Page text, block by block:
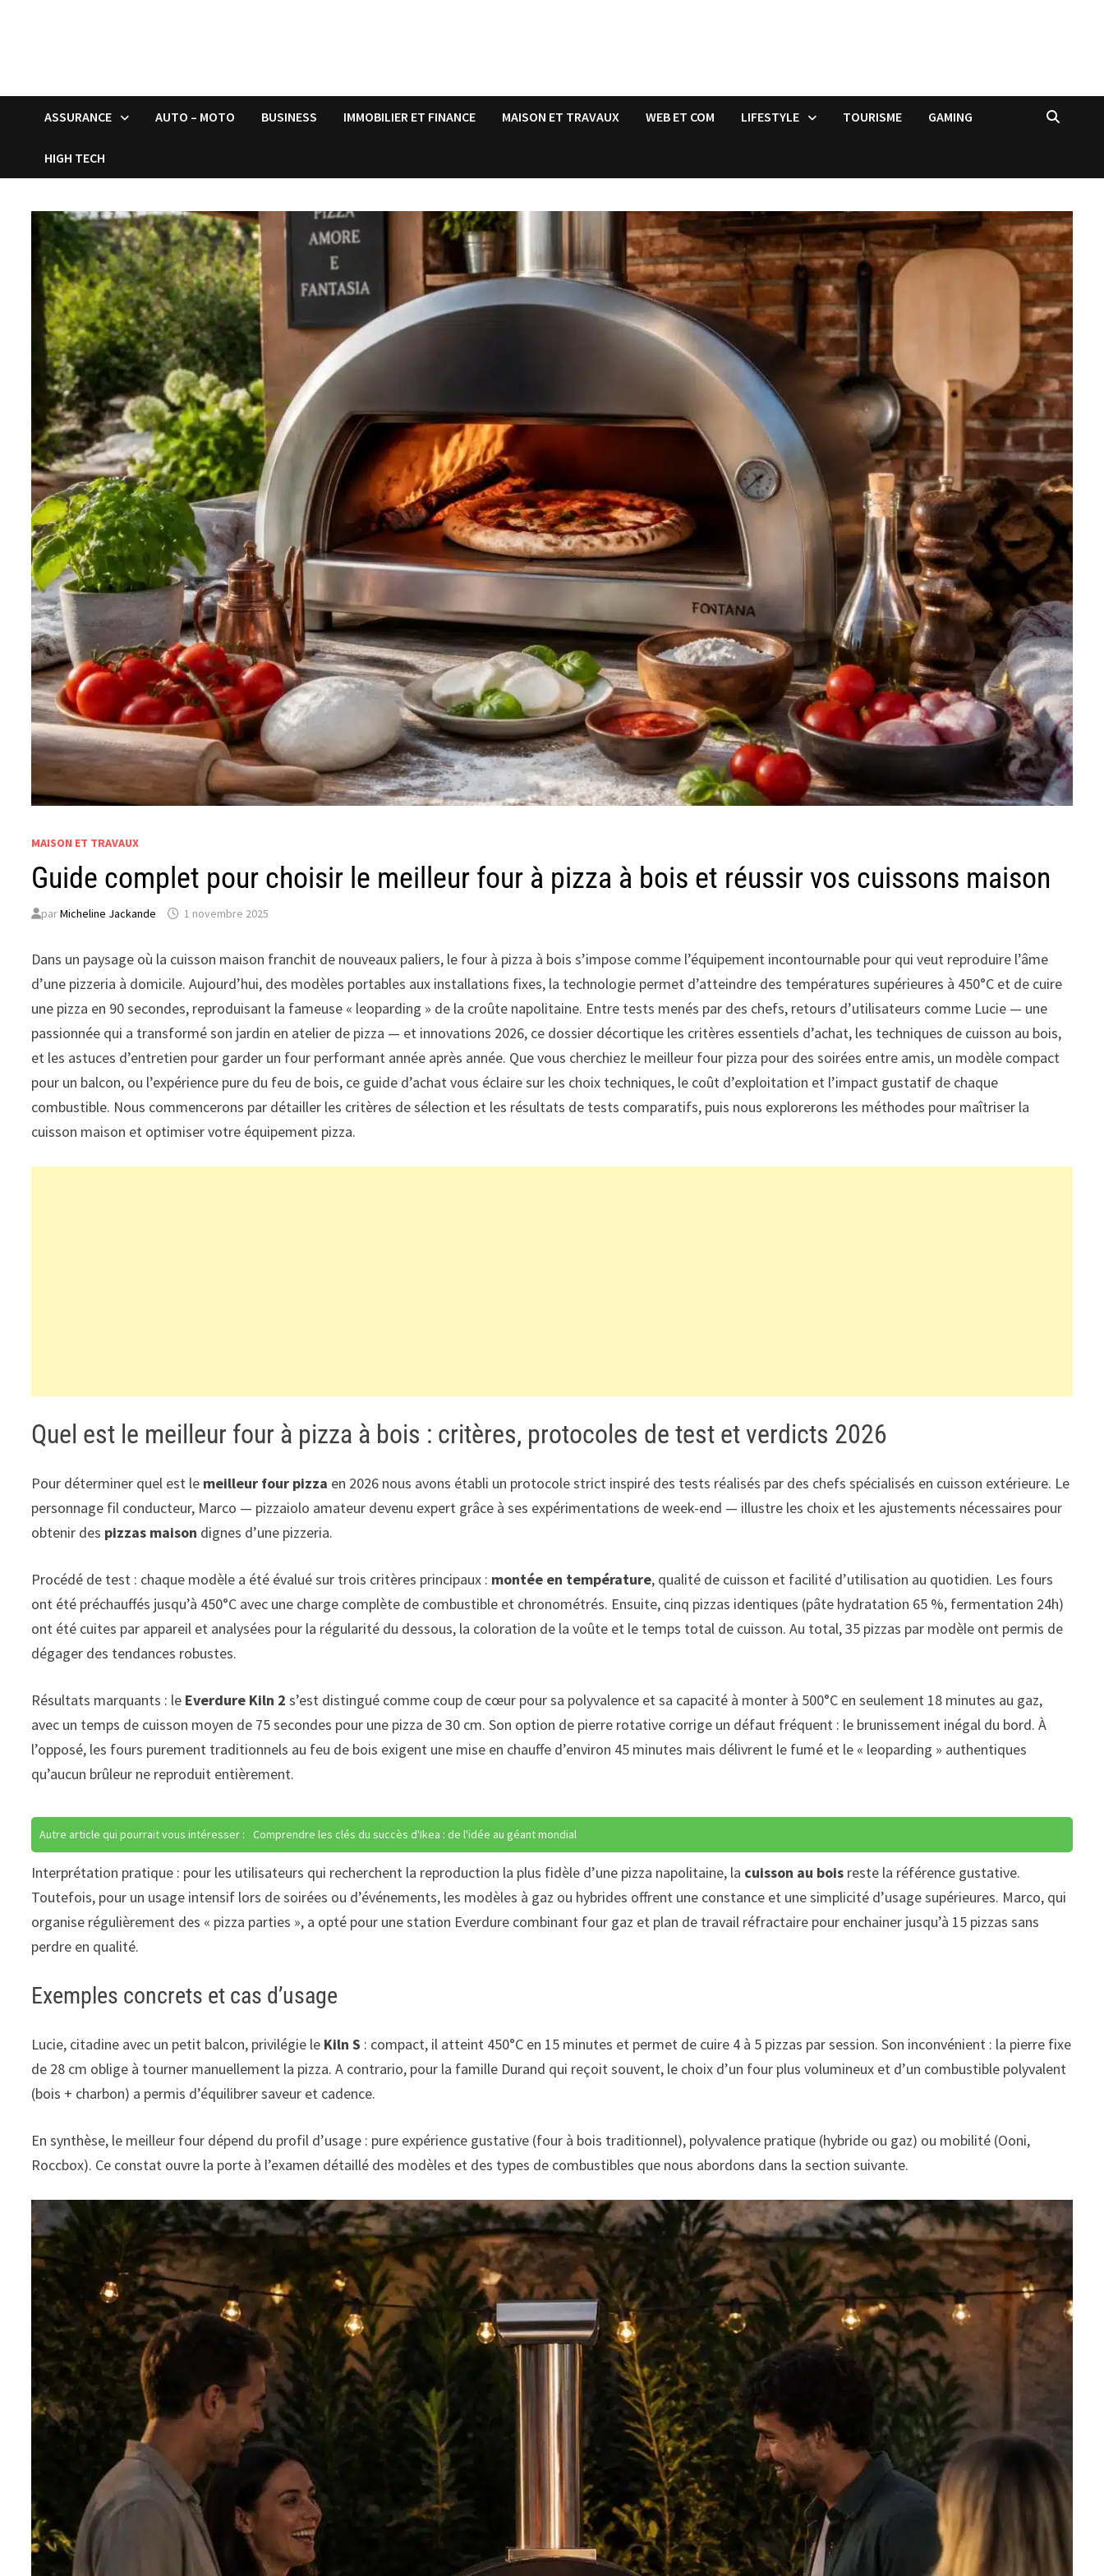
ASSURANCE AUTO – MOTO BUSINESS IMMOBILIER ET FINANCE MAISON ET TRAVAUX WEB ET COM LIFESTYLE TOURISME GAMING
HIGH TECH
MAISON ET TRAVAUX
Guide complet pour choisir le meilleur four à pizza à bois et réussir vos cuissons maison
parMicheline Jackande 1 novembre 2025
Dans un paysage où la cuisson maison franchit de nouveaux paliers, le four à pizza à bois s’impose comme l’équipement incontournable pour qui veut reproduire l’âme
d’une pizzeria à domicile. Aujourd’hui, des modèles portables aux installations fixes, la technologie permet d’atteindre des températures supérieures à 450°C et de cuire
une pizza en 90 secondes, reproduisant la fameuse « leoparding » de la croûte napolitaine. Entre tests menés par des chefs, retours d’utilisateurs comme Lucie — une
passionnée qui a transformé son jardin en atelier de pizza — et innovations 2026, ce dossier décortique les critères essentiels d’achat, les techniques de cuisson au bois,
et les astuces d’entretien pour garder un four performant année après année. Que vous cherchiez le meilleur four pizza pour des soirées entre amis, un modèle compact
pour un balcon, ou l’expérience pure du feu de bois, ce guide d’achat vous éclaire sur les choix techniques, le coût d’exploitation et l’impact gustatif de chaque
combustible. Nous commencerons par détailler les critères de sélection et les résultats de tests comparatifs, puis nous explorerons les méthodes pour maîtriser la
cuisson maison et optimiser votre équipement pizza.
Quel est le meilleur four à pizza à bois : critères, protocoles de test et verdicts 2026
Pour déterminer quel est le meilleur four pizza en 2026 nous avons établi un protocole strict inspiré des tests réalisés par des chefs spécialisés en cuisson extérieure. Le
personnage fil conducteur, Marco — pizzaiolo amateur devenu expert grâce à ses expérimentations de week-end — illustre les choix et les ajustements nécessaires pour
obtenir des pizzas maison dignes d’une pizzeria.
Procédé de test : chaque modèle a été évalué sur trois critères principaux : montée en température, qualité de cuisson et facilité d’utilisation au quotidien. Les fours
ont été préchauffés jusqu’à 450°C avec une charge complète de combustible et chronométrés. Ensuite, cinq pizzas identiques (pâte hydratation 65 %, fermentation 24h)
ont été cuites par appareil et analysées pour la régularité du dessous, la coloration de la voûte et le temps total de cuisson. Au total, 35 pizzas par modèle ont permis de
dégager des tendances robustes.
Résultats marquants : le Everdure Kiln 2 s’est distingué comme coup de cœur pour sa polyvalence et sa capacité à monter à 500°C en seulement 18 minutes au gaz,
avec un temps de cuisson moyen de 75 secondes pour une pizza de 30 cm. Son option de pierre rotative corrige un défaut fréquent : le brunissement inégal du bord. À
l’opposé, les fours purement traditionnels au feu de bois exigent une mise en chauffe d’environ 45 minutes mais délivrent le fumé et le « leoparding » authentiques
qu’aucun brûleur ne reproduit entièrement.
Autre article qui pourrait vous intéresser : Comprendre les clés du succès d'Ikea : de l'idée au géant mondial
Interprétation pratique : pour les utilisateurs qui recherchent la reproduction la plus fidèle d’une pizza napolitaine, la cuisson au bois reste la référence gustative.
Toutefois, pour un usage intensif lors de soirées ou d’événements, les modèles à gaz ou hybrides offrent une constance et une simplicité d’usage supérieures. Marco, qui
organise régulièrement des « pizza parties », a opté pour une station Everdure combinant four gaz et plan de travail réfractaire pour enchainer jusqu’à 15 pizzas sans
perdre en qualité.
Exemples concrets et cas d’usage
Lucie, citadine avec un petit balcon, privilégie le Kiln S : compact, il atteint 450°C en 15 minutes et permet de cuire 4 à 5 pizzas par session. Son inconvénient : la pierre fixe
de 28 cm oblige à tourner manuellement la pizza. A contrario, pour la famille Durand qui reçoit souvent, le choix d’un four plus volumineux et d’un combustible polyvalent
(bois + charbon) a permis d’équilibrer saveur et cadence.
En synthèse, le meilleur four dépend du profil d’usage : pure expérience gustative (four à bois traditionnel), polyvalence pratique (hybride ou gaz) ou mobilité (Ooni,
Roccbox). Ce constat ouvre la porte à l’examen détaillé des modèles et des types de combustibles que nous abordons dans la section suivante.